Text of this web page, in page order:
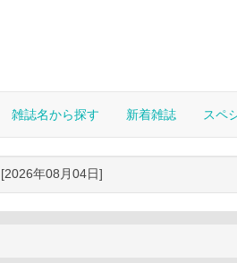
雑誌名から探す 新着雑誌 スペ
[2026年08月04日]